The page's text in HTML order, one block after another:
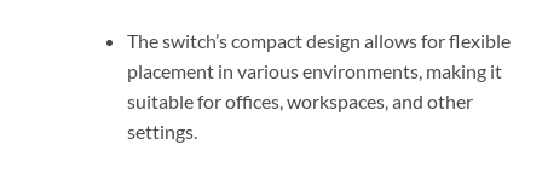
The switch’s compact design allows for flexible
placement in various environments, making it
suitable for offices, workspaces, and other
settings.